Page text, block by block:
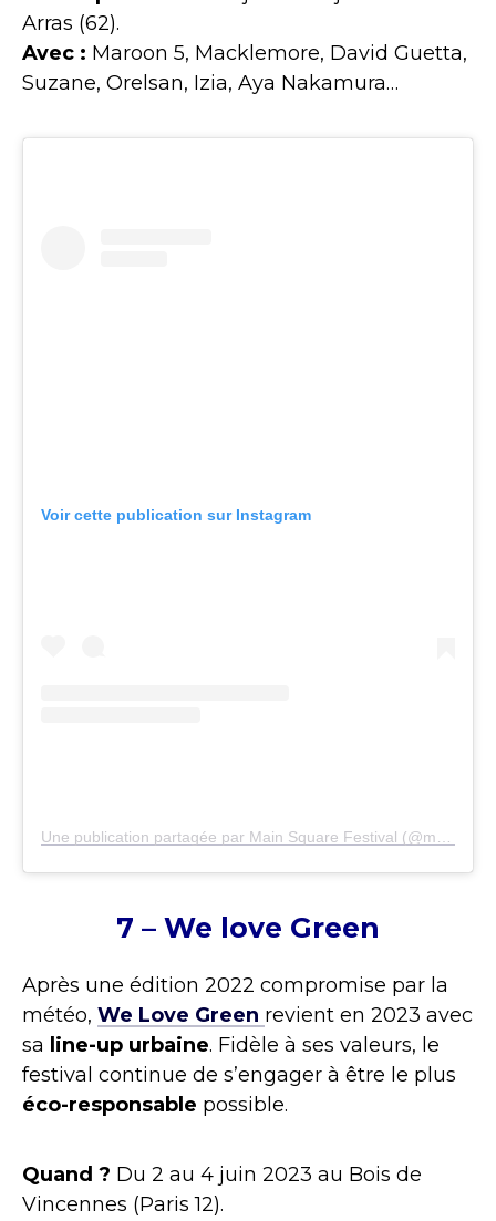
Arras (62).
Avec : Maroon 5, Macklemore, David Guetta,
Suzane, Orelsan, Izia, Aya Nakamura…
Voir cette publication sur Instagram
7 – We love Green
Après une édition 2022 compromise par la
météo, We Love Green revient en 2023 avec
sa line-up urbaine. Fidèle à ses valeurs, le
festival continue de s’engager à être le plus
éco-responsable possible.
Quand ? Du 2 au 4 juin 2023 au Bois de
Vincennes (Paris 12).